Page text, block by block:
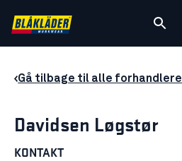
Gå tilbage til alle forhandlere
Davidsen Løgstør
KONTAKT